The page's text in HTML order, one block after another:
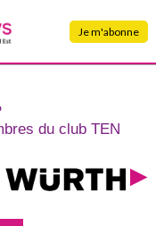
Je m'abonne
du club TEN